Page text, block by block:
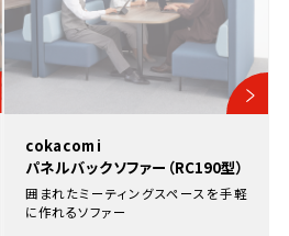
cokacomi
パネルバックソファー（RC190型）
囲まれたミーティングスペースを手軽
に作れるソファー